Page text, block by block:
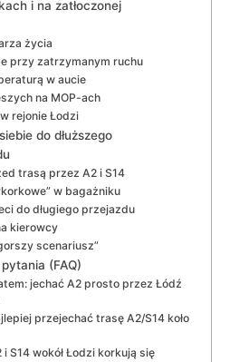
i na zatłoczonej
życia
przy zatrzymanym ruchu
w aucie
na MOP-ach
rejonie Łodzi
do dłuższego
trasą przez A2 i S14
w bagażniku
do długiego przejazdu
kierowcy
scenariusz”
(FAQ)
jechać A2 prosto przez Łódź
przejechać trasę A2/S14 koło
S14 wokół Łodzi korkują się